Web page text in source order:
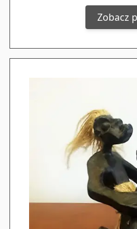
Zobacz